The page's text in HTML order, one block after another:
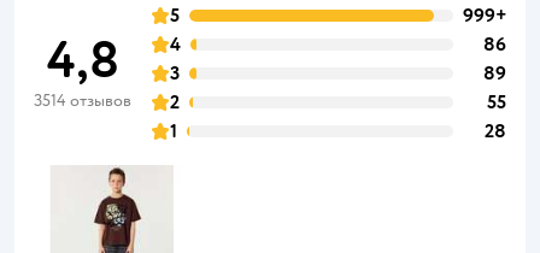
4,8
3514 отзывов
5
999+
4
86
3
89
2
55
1
28